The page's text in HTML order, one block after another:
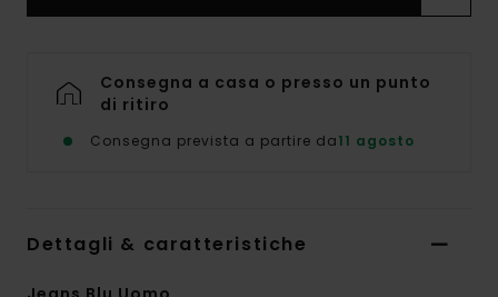
Consegna a casa o presso un punto
di ritiro
Consegna prevista a partire da11 agosto
Dettagli & caratteristiche